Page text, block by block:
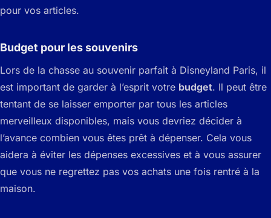
pour vos articles.
Budget pour les souvenirs
Lors de la chasse au souvenir parfait à Disneyland Paris, il
est important de garder à l’esprit votre budget. Il peut être
tentant de se laisser emporter par tous les articles
merveilleux disponibles, mais vous devriez décider à
l’avance combien vous êtes prêt à dépenser. Cela vous
aidera à éviter les dépenses excessives et à vous assurer
que vous ne regrettez pas vos achats une fois rentré à la
maison.